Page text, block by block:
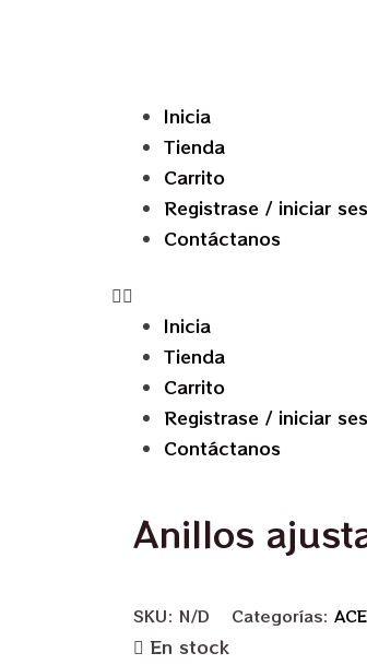
Inicia
Tienda
Carrito
Registrase / iniciar
Contáctanos
Inicia
Tienda
Carrito
Registrase / iniciar
Contáctanos
Anillos
SKU: N/D Categorías:
En stock